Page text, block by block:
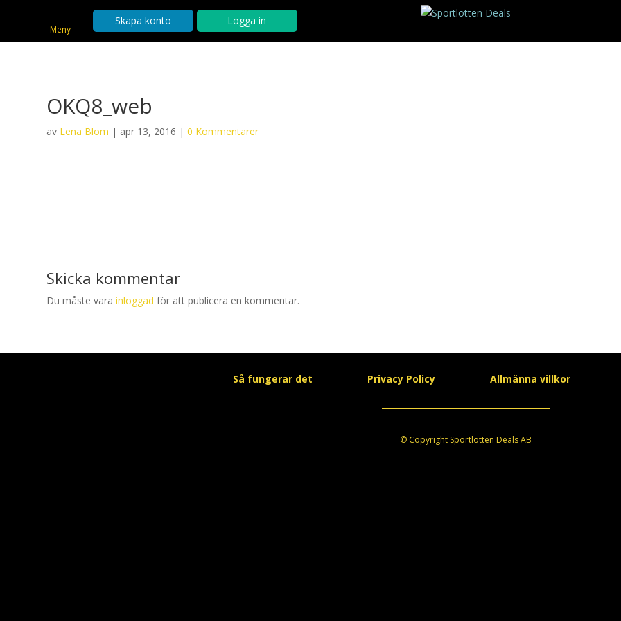
Meny
Skapa konto Logga in
OKQ8_web
av Lena Blom | apr 13, 2016 |0 Kommentarer
Skicka kommentar
Du måste varainloggad för att publicera en kommentar.
Så fungerar det Privacy Policy Allmänna villkor
© Copyright Sportlotten Deals AB